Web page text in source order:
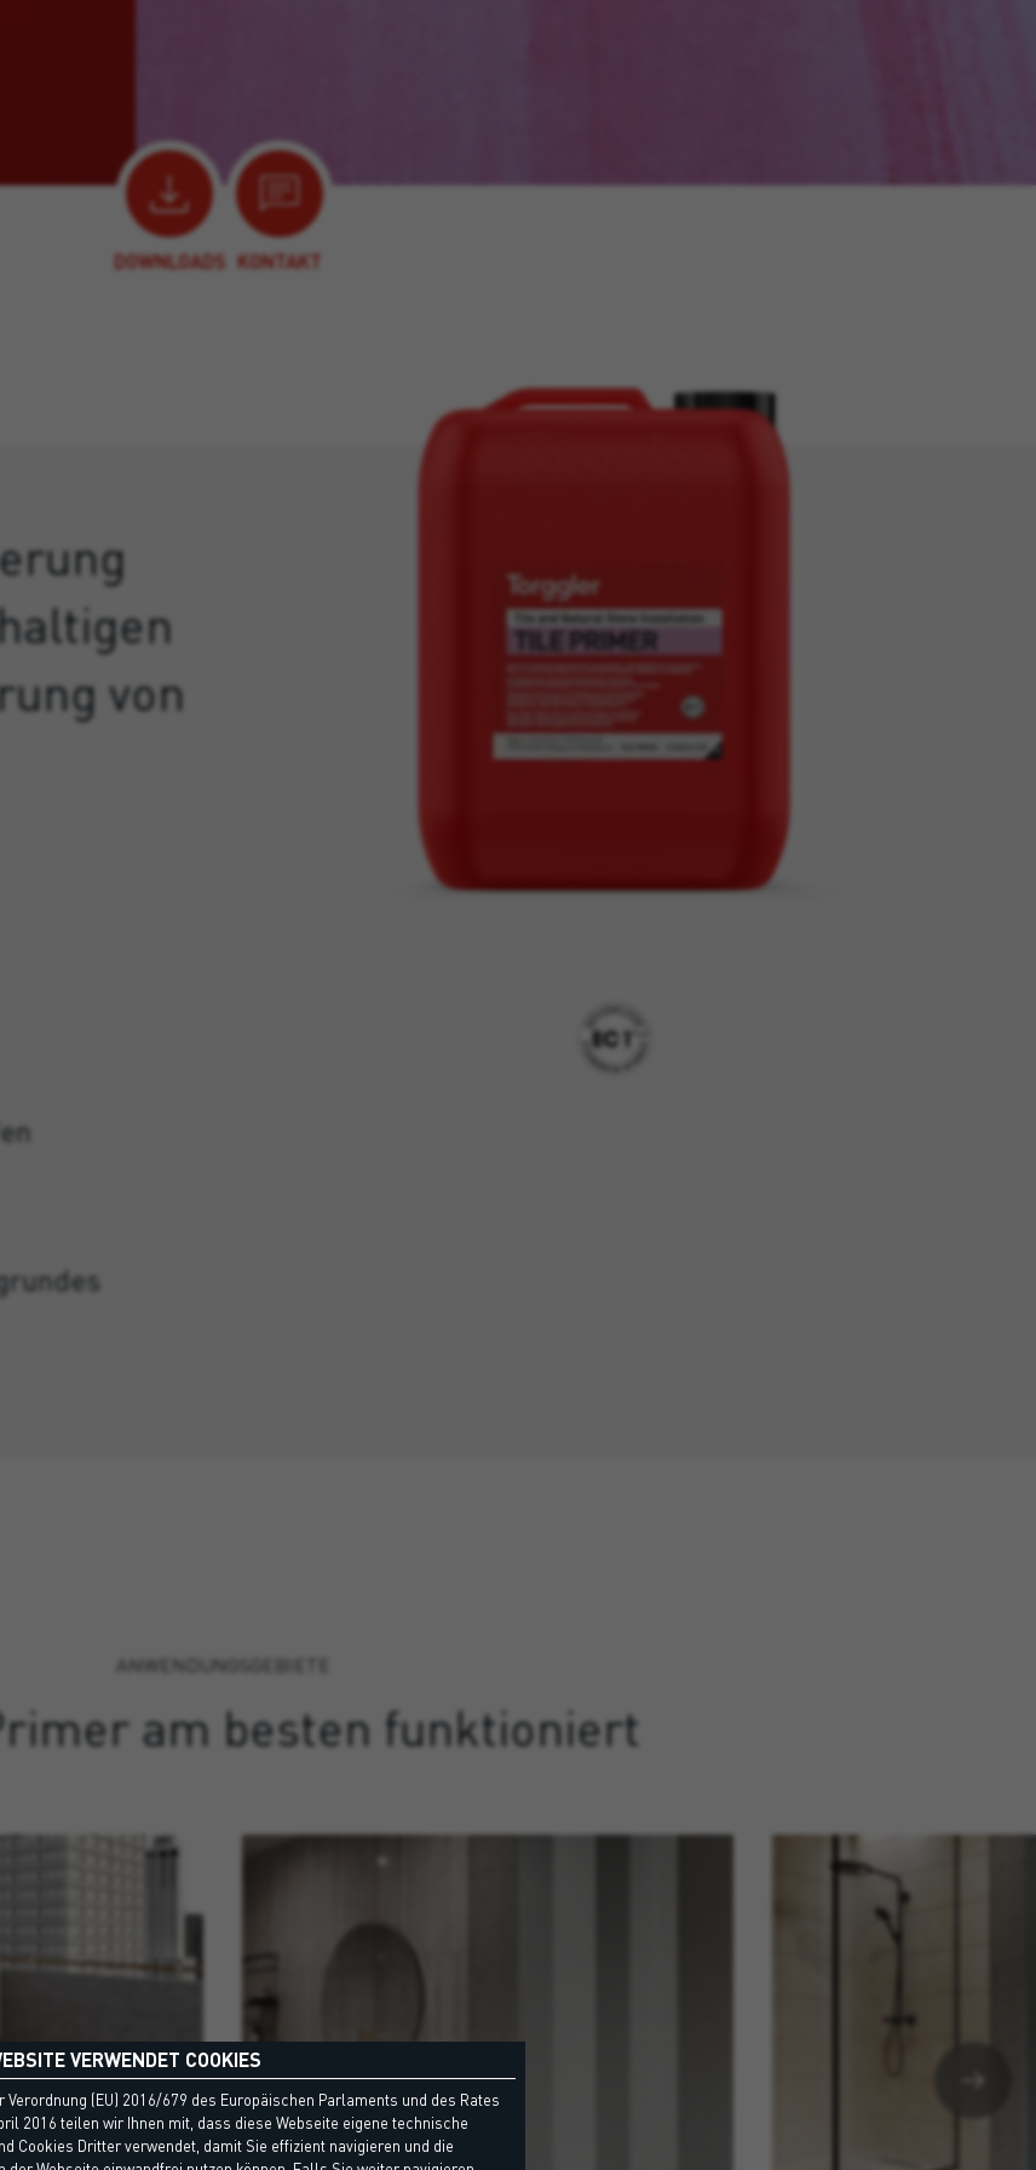
DOWNLOADS KONTAKT
von
ANWENDUNGSGEBIETE
am besten funktioniert
VERWENDET COOKIES
Verordnung (EU) 2016/679 des Europäischen Parlaments und des Rates
2016 teilen wir Ihnen mit, dass diese Webseite eigene technische
Cookies Dritter verwendet, damit Sie effizient navigieren und die